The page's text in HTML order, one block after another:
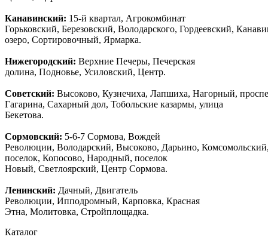
Канавинский: 15-й квартал, Агрокомбинат
Горьковский, Березовский, Володарского, Гордеевский,
озеро, Сортировочный, Ярмарка.
Нижегородский: Верхние Печеры, Печерская
долина, Подновье, Усиловский, Центр.
Советский: Высоково, Кузнечиха, Лапшиха, Нагорный,
Гагарина, Сахарный дол, Тобольские казармы, улица
Бекетова.
Сормовский: 5-6-7 Сормова, Вождей
Революции, Володарский, Высоково, Дарьино,
поселок, Копосово, Народный, поселок
Новый, Светлоярский, Центр Сормова.
Ленинский: Дачный, Двигатель
Революции, Ипподромный, Карповка, Красная
Этна, Молитовка, Стройплощадка.
Каталог